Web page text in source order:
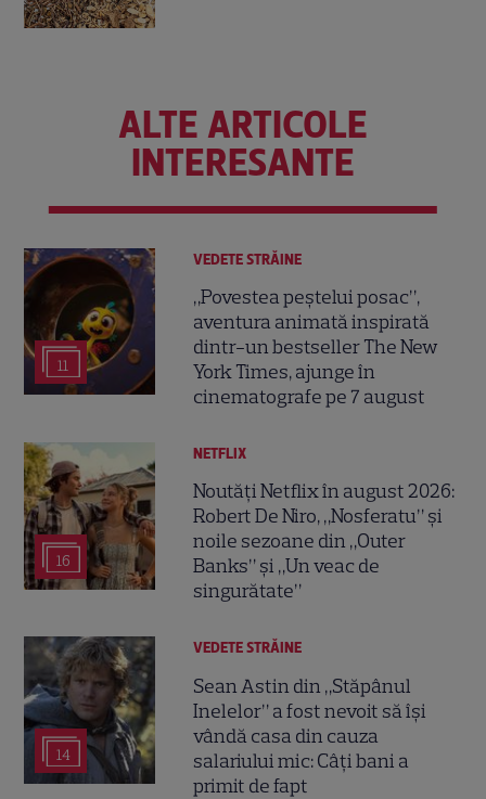
ALTE ARTICOLE
INTERESANTE
11
VEDETE STRĂINE
„Povestea peștelui posac”,
aventura animată inspirată
dintr-un bestseller The New
York Times, ajunge în
cinematografe pe 7 august
16
NETFLIX
Noutăți Netflix în august 2026:
Robert De Niro, „Nosferatu” și
noile sezoane din „Outer
Banks” și „Un veac de
singurătate”
14
VEDETE STRĂINE
Sean Astin din „Stăpânul
Inelelor” a fost nevoit să își
vândă casa din cauza
salariului mic: Câți bani a
primit de fapt